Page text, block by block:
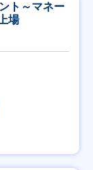
ト～マネー
場